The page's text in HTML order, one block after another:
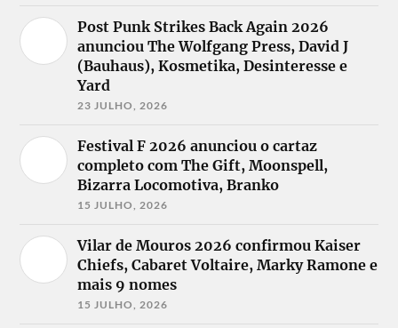
Post Punk Strikes Back Again 2026
anunciou The Wolfgang Press, David J
(Bauhaus), Kosmetika, Desinteresse e
Yard
23 JULHO, 2026
Festival F 2026 anunciou o cartaz
completo com The Gift, Moonspell,
Bizarra Locomotiva, Branko
15 JULHO, 2026
Vilar de Mouros 2026 confirmou Kaiser
Chiefs, Cabaret Voltaire, Marky Ramone e
mais 9 nomes
15 JULHO, 2026